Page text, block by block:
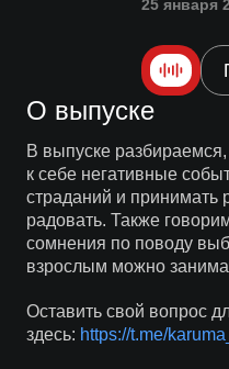
25 января
О выпуске
В выпуске разбираемся,
к себе негативные
страданий и принимать
радовать. Также
сомнения по поводу
взрослым можно
Оставить свой вопрос
здесь: https://t.me/